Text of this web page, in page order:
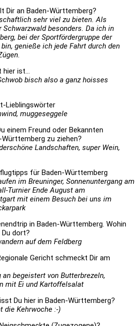
Dir an Baden-Württemberg?
sehr viel zu bieten. Als
besonders. Da ich in
bei der Sportfördergruppe der
genieße ich jede Fahrt durch den
hier ist…
bisch also a ganz hoisses
Lieblingswörter
muggeseggele
einem Freund oder Bekannten
zu ziehen?
Landschaften, super Wein,
für Baden-Württemberg
im Breuninger, Sonnenuntergang am
Turnier Ende August am
mit einem Besuch bei uns im
in Baden-Württemberg. Wohin
dort?
auf dem Feldberg
Gericht schmeckt Dir am
an begeistert von Butterbrezeln,
mit Ei und Kartoffelsalat
Du hier in Baden-Württemberg?
die Kehrwoche :-)